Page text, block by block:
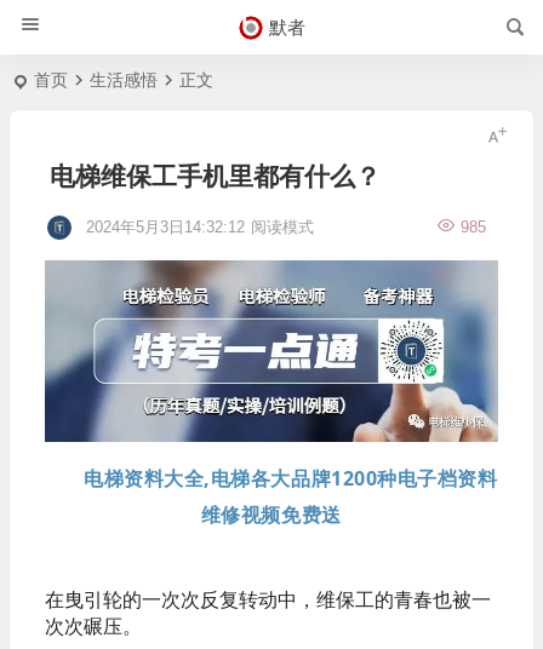
默者
首页 生活感悟 正文
电梯维保工手机里都有什么？
2024年5月3日14:32:12 985
阅读模式
电梯资料大全,电梯各大品牌1200种电子档资料
维修视频免费送
在曳引轮的一次次反复转动中，维保工的青春也被一
次次碾压。